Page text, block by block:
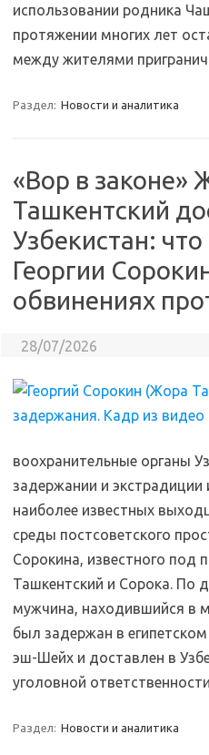
использовании родника
протяжении многих лет
между жителями
Раздел: Новости и аналитика
«Вор в законе»
Ташкентский
Узбекистан: что
Георгии
обвинениях
28/07/2026
воохранительные органы
задержании и экстрадиции
наиболее известных
среды постсоветского
Сорокина, известного под
Ташкентский и Сорока. По
мужчина, находившийся в
был задержан в
эш-Шейх и доставлен в
уголовной
Раздел: Новости и аналитика